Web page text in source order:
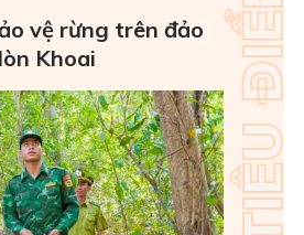
vệ rừng trên đảo
Khoai